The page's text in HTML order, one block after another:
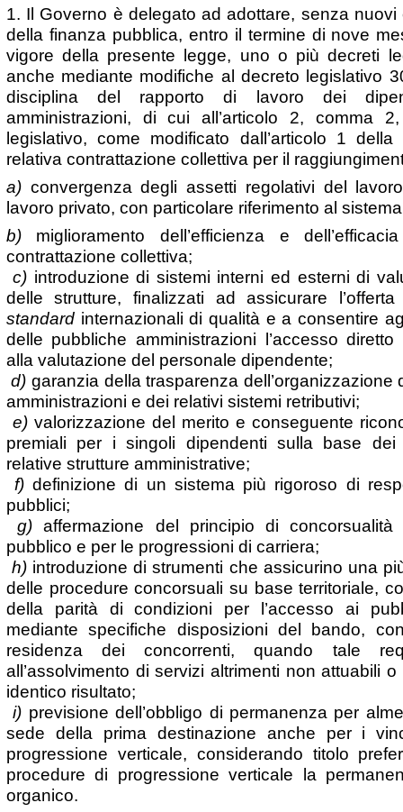
1. Il Governo è delegato ad adottare, senza
della finanza pubblica, entro il termine di nove
vigore della presente legge, uno o più decreti
anche mediante modifiche al decreto legislativo
disciplina del rapporto di lavoro dei
amministrazioni, di cui all’articolo 2, comma
legislativo, come modificato dall’articolo 1
relativa contrattazione collettiva per il
a) convergenza degli assetti regolativi del
lavoro privato, con particolare riferimento al
b)miglioramento dell’efficienza e
contrattazione collettiva;
c) introduzione di sistemi interni ed esterni di
delle strutture, finalizzati ad assicurare
standard internazionali di qualità e a consentire
delle pubbliche amministrazioni l’accesso
alla valutazione del personale dipendente;
d) garanzia della trasparenza
amministrazioni e dei relativi sistemi retributivi;
e)valorizzazione del merito e conseguente
premiali per i singoli dipendenti sulla base dei
relative strutture amministrative;
f) definizione di un sistema più rigoroso di
pubblici;
g) affermazione del principio di
pubblico e per le progressioni di carriera;
h) introduzione di strumenti che assicurino una
delle procedure concorsuali su base territoriale,
della parità di condizioni per l’accesso ai
mediante specifiche disposizioni del bando,
residenza dei concorrenti, quando tale
all’assolvimento di servizi altrimenti non attuabili
identico risultato;
i) previsione dell’obbligo di permanenza per
sede della prima destinazione anche per i
progressione verticale, considerando titolo
procedure di progressione verticale la
organico.